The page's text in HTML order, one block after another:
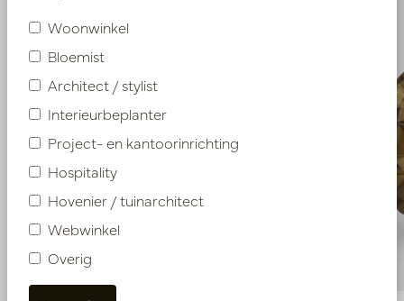
Woonwinkel
Bloemist
Architect / stylist
Interieurbeplanter
Project- en kantoorinrichting
Hospitality
Hovenier / tuinarchitect
Webwinkel
Overig